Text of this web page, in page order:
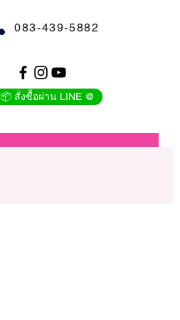
083-439-5882
📦 สั่งซื้อผ่าน LINE @